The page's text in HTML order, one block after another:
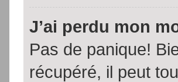
J’ai perdu mon
Pas de panique!
récupéré, il peut